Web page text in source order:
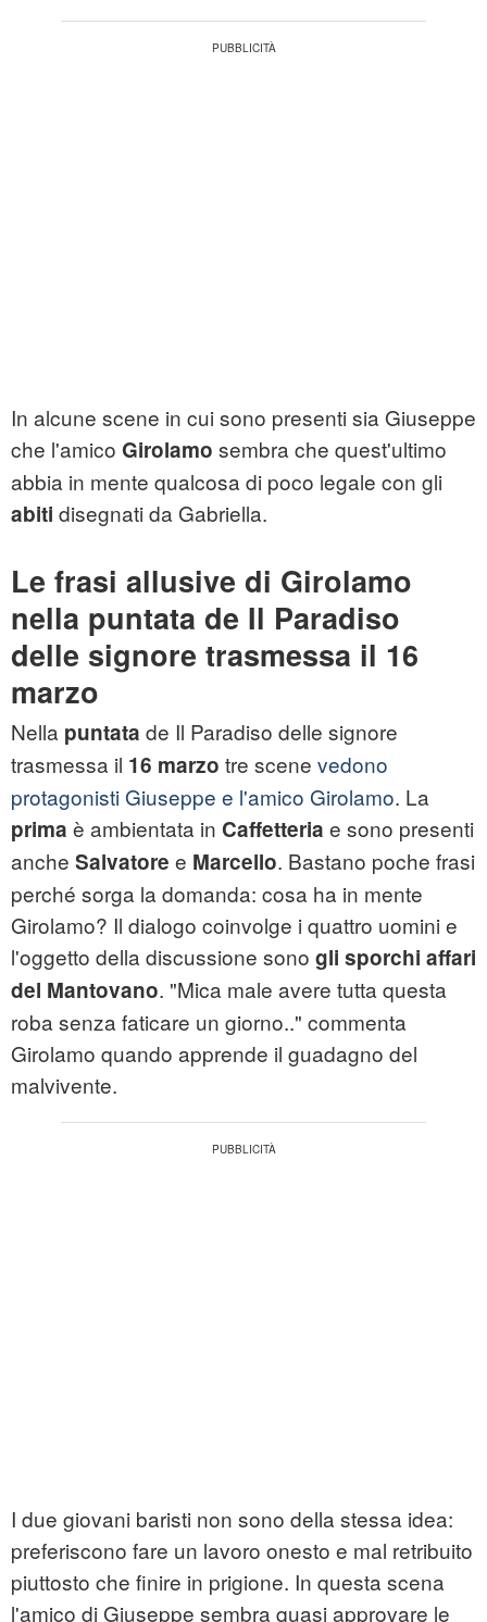
In alcune scene in cui sono presenti sia Giuseppe
che l'amico Girolamo sembra che quest'ultimo
abbia in mente qualcosa di poco legale con gli
abiti disegnati da Gabriella.
Le frasi allusive di Girolamo
nella puntata de Il Paradiso
delle signore trasmessa il 16
marzo
Nella puntata de Il Paradiso delle signore
trasmessa il 16 marzo tre scene vedono
protagonisti Giuseppe e l'amico Girolamo. La
prima è ambientata in Caffetteria e sono presenti
anche Salvatore e Marcello. Bastano poche frasi
perché sorga la domanda: cosa ha in mente
Girolamo? Il dialogo coinvolge i quattro uomini e
l'oggetto della discussione sono gli sporchi affari
del Mantovano. "Mica male avere tutta questa
roba senza faticare un giorno.." commenta
Girolamo quando apprende il guadagno del
malvivente.
I due giovani baristi non sono della stessa idea:
preferiscono fare un lavoro onesto e mal retribuito
piuttosto che finire in prigione. In questa scena
l'amico di Giuseppe sembra quasi approvare le